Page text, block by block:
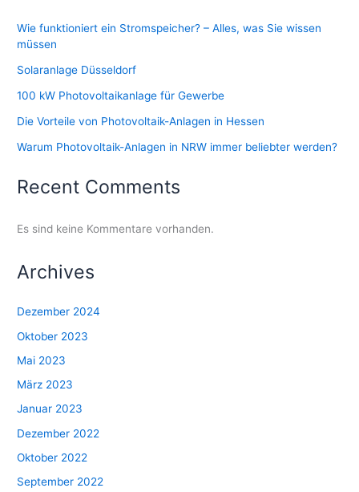
Wie funktioniert ein Stromspeicher? – Alles, was Sie wissen
müssen
Solaranlage Düsseldorf
100 kW Photovoltaikanlage für Gewerbe
Die Vorteile von Photovoltaik-Anlagen in Hessen
Warum Photovoltaik-Anlagen in NRW immer beliebter werden?
Recent Comments
Es sind keine Kommentare vorhanden.
Archives
Dezember 2024
Oktober 2023
Mai 2023
März 2023
Januar 2023
Dezember 2022
Oktober 2022
September 2022